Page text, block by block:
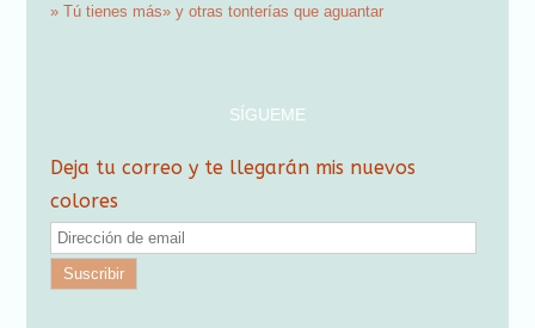
» Tú tienes más» y otras tonterías que aguantar
SÍGUEME
Deja tu correo y te llegarán mis nuevos
colores
D